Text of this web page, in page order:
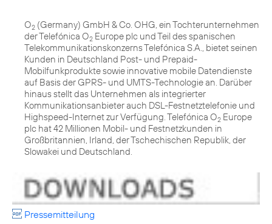
O2 (Germany) GmbH & Co. OHG, ein Tochterunternehmen
der Telefónica O2 Europe plc und Teil des spanischen
Telekommunikationskonzerns Telefónica S.A., bietet seinen
Kunden in Deutschland Post- und Prepaid-
Mobilfunkprodukte sowie innovative mobile Datendienste
auf Basis der GPRS- und UMTS-Technologie an. Darüber
hinaus stellt das Unternehmen als integrierter
Kommunikationsanbieter auch DSL-Festnetztelefonie und
Highspeed-Internet zur Verfügung. Telefónica O2 Europe
plc hat 42 Millionen Mobil- und Festnetzkunden in
Großbritannien, Irland, der Tschechischen Republik, der
Slowakei und Deutschland.
Pressemitteilung